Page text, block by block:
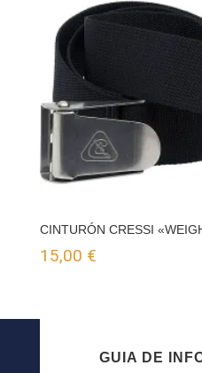
CINTURÓN CRESSI
15,00 €
GUIA DE